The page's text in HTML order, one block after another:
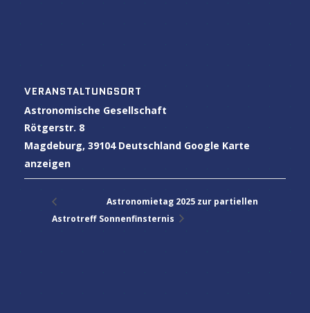
VERANSTALTUNGSORT
Astronomische Gesellschaft
Rötgerstr. 8
Magdeburg, 39104 Deutschland Google Karte
anzeigen
Astrotreff
Astronomietag 2025 zur partiellen
Sonnenfinsternis